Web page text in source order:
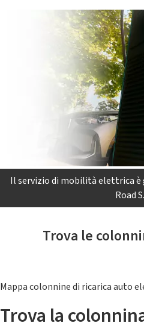
Il servizio di mobilità elettrica è
Road
Trova le
Mappa colonnine di ricarica auto
Trova la